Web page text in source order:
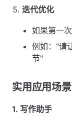
迭代优化
如果第一
例如："请
节"
实用应用场景
1. 写作助手